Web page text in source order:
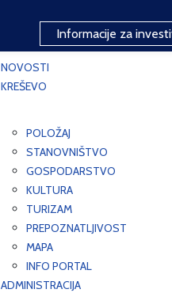
Informacije za
NOVOSTI
KREŠEVO
POLOŽAJ
STANOVNIŠTVO
GOSPODARSTVO
KULTURA
TURIZAM
PREPOZNATLJIVOST
MAPA
INFO PORTAL
ADMINISTRACIJA